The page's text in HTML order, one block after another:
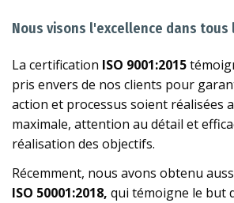
Nous visons l'excellence dans
La certification ISO 9001:2015
pris envers de nos clients pour
action et processus soient réalisées
maximale, attention au détail et
réalisation des objectifs.
Récemment, nous avons obtenu
ISO 50001:2018, qui témoigne le but